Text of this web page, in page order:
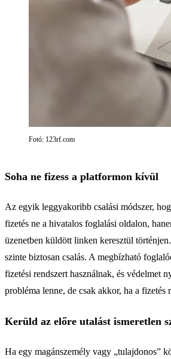
Fotó: 123rf.com
Soha ne fizess a platformon kívül
Az egyik leggyakoribb csalási módszer,
fizetés ne a hivatalos foglalási oldalon,
üzenetben küldött linken keresztül
szinte biztosan csalás. A megbízható
fizetési rendszert használnak, és védelmet
probléma lenne, de csak akkor, ha a fizetés
Kerüld az előre utalást ismeretlen
Ha egy magánszemély vagy „tulajdonos”